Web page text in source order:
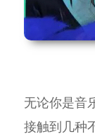
无论你是音
接触到几种